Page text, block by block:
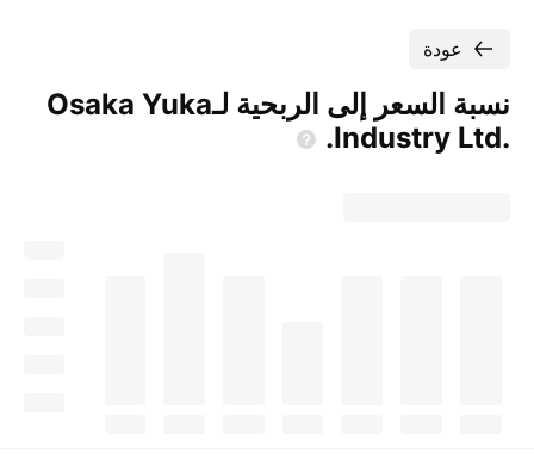
عودة
نسبة السعر إلى الربحية لـ‎Osaka Yuka
Industry Ltd.‎.